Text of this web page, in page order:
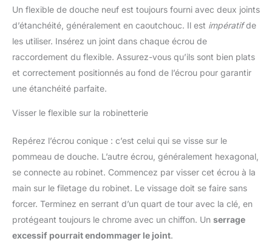
Un flexible de douche neuf est toujours fourni avec deux joints
d’étanchéité, généralement en caoutchouc. Il est impératifde
les utiliser. Insérez un joint dans chaque écrou de
raccordement du flexible. Assurez-vous qu’ils sont bien plats
et correctement positionnés au fond de l’écrou pour garantir
une étanchéité parfaite.
Visser le flexible sur la robinetterie
Repérez l’écrou conique : c’est celui qui se visse sur le
pommeau de douche. L’autre écrou, généralement hexagonal,
se connecte au robinet. Commencez par visser cet écrou à la
main sur le filetage du robinet. Le vissage doit se faire sans
forcer. Terminez en serrant d’un quart de tour avec la clé, en
protégeant toujours le chrome avec un chiffon. Un serrage
excessif pourrait endommager le joint.